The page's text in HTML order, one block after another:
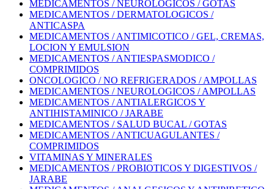
MEDICAMENTOS / NEUROLOGICOS / GOTAS
MEDICAMENTOS / DERMATOLOGICOS /
ANTICASPA
MEDICAMENTOS / ANTIMICOTICO / GEL, CREMAS,
LOCION Y EMULSION
MEDICAMENTOS / ANTIESPASMODICO /
COMPRIMIDOS
ONCOLOGICO / NO REFRIGERADOS / AMPOLLAS
MEDICAMENTOS / NEUROLOGICOS / AMPOLLAS
MEDICAMENTOS / ANTIALERGICOS Y
ANTIHISTAMINICO / JARABE
MEDICAMENTOS / SALUD BUCAL / GOTAS
MEDICAMENTOS / ANTICUAGULANTES /
COMPRIMIDOS
VITAMINAS Y MINERALES
MEDICAMENTOS / PROBIOTICOS Y DIGESTIVOS /
JARABE